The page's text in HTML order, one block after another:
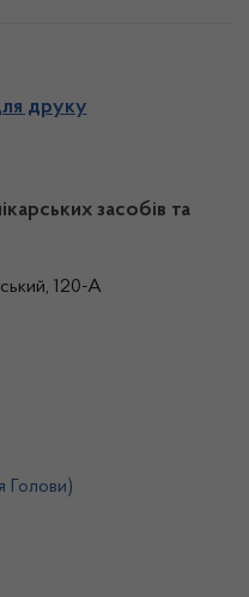
друку
засобів та
120-А
Голови)